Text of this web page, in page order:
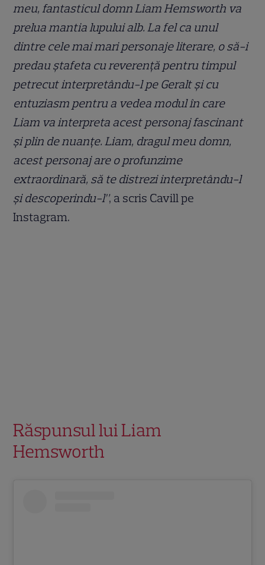
meu, fantasticul domn Liam Hemsworth va
prelua mantia lupului alb. La fel ca unul
dintre cele mai mari personaje literare, o să-i
predau ștafeta cu reverență pentru timpul
petrecut interpretându-l pe Geralt și cu
entuziasm pentru a vedea modul în care
Liam va interpreta acest personaj fascinant
și plin de nuanțe. Liam, dragul meu domn,
acest personaj are o profunzime
extraordinară, să te distrezi interpretându-l
și descoperindu-l”, a scris Cavill pe
Instagram.
Răspunsul lui Liam
Hemsworth